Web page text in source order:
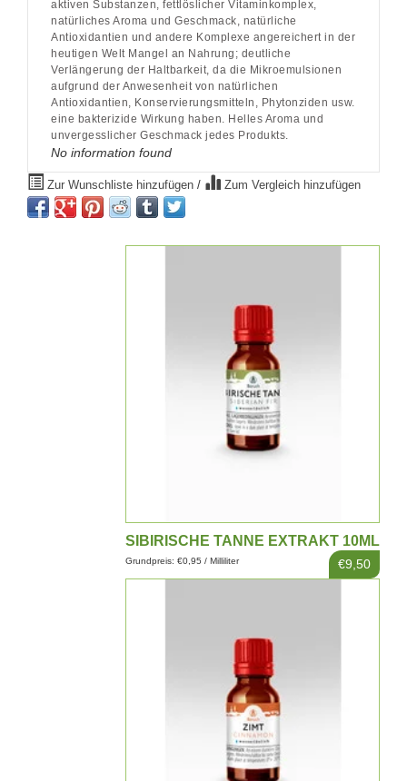
aktiven Substanzen, fettlöslicher Vitaminkomplex,
natürliches Aroma und Geschmack, natürliche
Antioxidantien und andere Komplexe angereichert in der
heutigen Welt Mangel an Nahrung; deutliche
Verlängerung der Haltbarkeit, da die Mikroemulsionen
aufgrund der Anwesenheit von natürlichen
Antioxidantien, Konservierungsmitteln, Phytonziden usw.
eine bakterizide Wirkung haben. Helles Aroma und
unvergesslicher Geschmack jedes Produkts.
No information found
Zur Wunschliste hinzufügen / Zum Vergleich hinzufügen
SIBIRISCHE TANNE EXTRAKT 10ML
€9,50
Grundpreis: €0,95 / Milliliter